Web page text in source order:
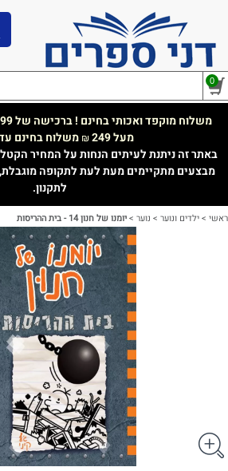
0
משלוח מוקפד ואכותי בחינם ! ברכישה של 199
מעל 249
₪משלוח בחינם
באתר זה ניתנת לעיתים הנחות על המחיר
מבצעים מתקיימים מעת לעת לתקופה
לתקנון.
ראשי >ילדים ונוער > נוער >יומנו של חנון 14 - בית ההריסות